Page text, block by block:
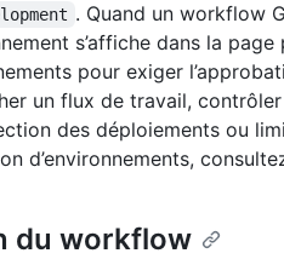
. Quand un workflow
s’affiche dans la
pour exiger
un flux de travail,
des déploiements ou
d’environnements,
du workflow